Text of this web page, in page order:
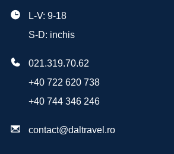
L-V: 9-18
S-D: inchis
021.319.70.62
+40 722 620 738
+40 744 346 246
contact@daltravel.ro